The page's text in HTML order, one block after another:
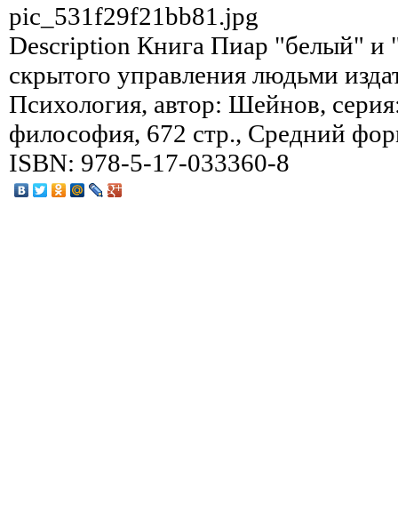
pic_531f29f21bb81.jpg
Description Книга Пиар "белый" и
скрытого управления людьми
Психология, автор: Шейнов,
философия, 672 стр., Средний
ISBN: 978-5-17-033360-8